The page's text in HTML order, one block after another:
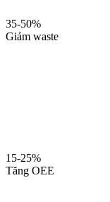
35-50%
Giảm waste
15-25%
Tăng OEE